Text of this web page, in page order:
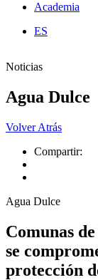
Academia
ES
Noticias
Agua Dulce
Volver Atrás
Compartir:
Agua Dulce
Comunas
se
protección